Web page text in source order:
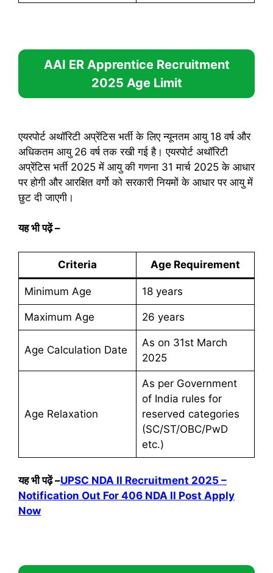
AAI ER Apprentice Recruitment
2025 Age Limit
एयरपोर्ट अथॉरिटी अप्रेंटिस भर्ती के लिए न्यूनतम आयु 18 वर्ष और
अधिकतम आयु 26 वर्ष तक रखी गई है। एयरपोर्ट अथॉरिटी
अप्रेंटिस भर्ती 2025 में आयु की गणना 31 मार्च 2025 के आधार
पर होगी और आरक्षित वर्गो को सरकारी नियमों के आधार पर आयु में
छुट दी जाएगी।
यह भी पढ़ें–
Criteria Age Requirement
Minimum Age 18 years
Maximum Age 26 years
Age Calculation Date
As on 31st March
2025
Age Relaxation
As per Government
of India rules for
reserved categories
(SC/ST/OBC/PwD
etc.)
यह भी पढ़ें–UPSC NDA II Recruitment 2025 –
Notification Out For 406 NDA II Post Apply
Now